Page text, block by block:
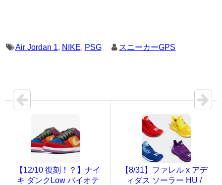
Air Jordan 1, NIKE, PSG スニーカーGPS
【12/10 復刻！？】ナイ
キ ダンクLow バイオテ
【8/31】ファレル x アデ
ィダス ソーラー HU /